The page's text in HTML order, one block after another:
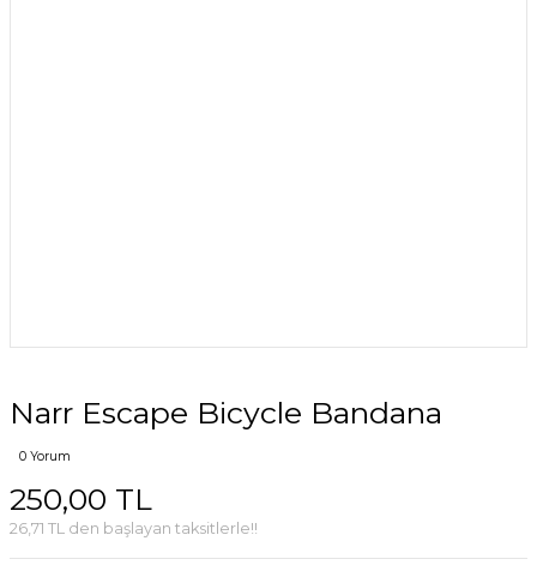
Narr Escape Bicycle Bandana
0 Yorum
250,00 TL
26,71 TL den başlayan taksitlerle!!